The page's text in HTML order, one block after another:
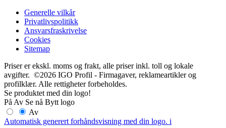
Generelle vilkår
Privatlivspolitikk
Ansvarsfraskrivelse
Cookies
Sitemap
Priser er ekskl. moms og frakt, alle priser inkl. toll og lokale
avgifter. ©2026 IGO Profil - Firmagaver, reklameartikler og
profilklær. Alle rettigheter forbeholdes.
Se produktet med din logo!
På Av Se nå Bytt logo
Av
Automatisk generert forhåndsvisning med din logo. i